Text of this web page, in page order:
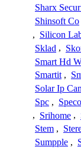
Sharx
Shinsoft Co
, Silicon
Sklad ,
Smart Hd
Smartit ,
Solar Ip
Spc , Speco
, Srihome ,
Stem ,
Sumpple ,